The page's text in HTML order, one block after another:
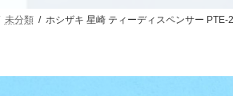
未分類 ホシザキ 星崎 ティーディスペンサー PTE-